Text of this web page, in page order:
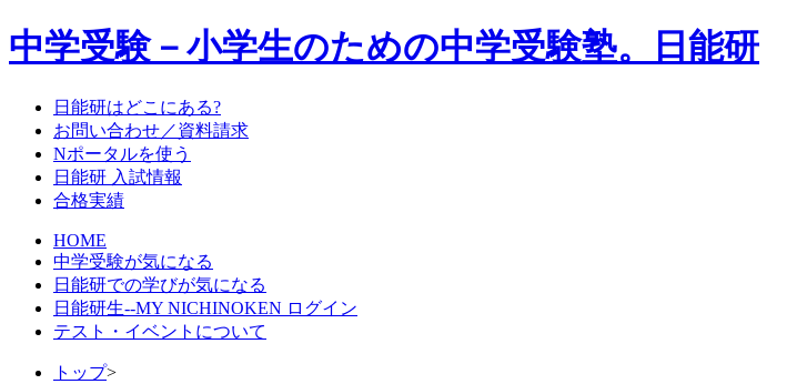
中学受験－小学生のための中学受験塾。日能研
日能研はどこにある?
お問い合わせ／資料請求
Nポータルを使う
日能研 入試情報
合格実績
HOME
中学受験が気になる
日能研での学びが気になる
日能研生--MY NICHINOKEN ログイン
テスト・イベントについて
トップ>